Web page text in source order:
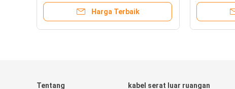
Harga Terbaik
Tentang kabel serat luar ruangan